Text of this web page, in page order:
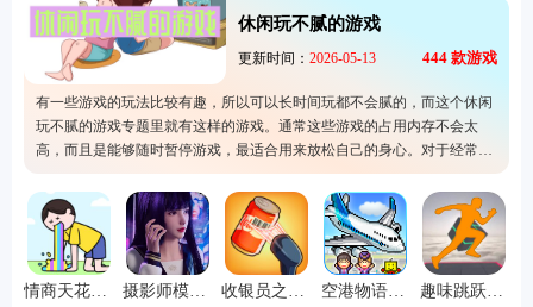
休闲玩不腻的游戏
更新时间： 2026-05-13 444 款游戏
有一些游戏的玩法比较有趣，所以可以长时间玩都不会腻的，而这个休闲
玩不腻的游戏专题里就有这样的游戏。通常这些游戏的占用内存不会太
高，而且是能够随时暂停游戏，最适合用来放松自己的身心。对于经常长
时间工作的人很适合游玩这里的手机游戏，毕竟特别方便又没有什么游戏
压力，欢迎来选择其中一款噢。
情商天花板手机版 摄影师模拟器手机版 收银员之星中文版 空港物语中文版 趣味跳跃模拟器手机版